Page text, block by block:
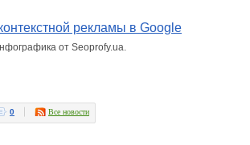
рекламы в Google
от Seoprofy.ua.
0 Все новости